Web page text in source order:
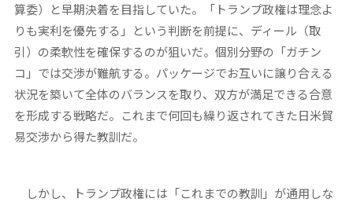
算委）と早期決着を目指していた。「トランプ政権は理念よ
りも実利を優先する」という判断を前提に、ディール（取
引）の柔軟性を確保するのが狙いだ。個別分野の「ガチン
コ」では交渉が難航する。パッケージでお互いに譲り合える
状況を築いて全体のバランスを取り、双方が満足できる合意
を形成する戦略だ。これまで何回も繰り返されてきた日米貿
易交渉から得た教訓だ。
しかし、トランプ政権には「これまでの教訓」が通用しな